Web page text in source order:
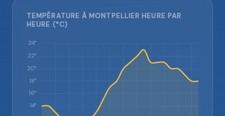
TEMPÉRATURE À MONTPELLIER HEURE PAR
HEURE (°C)